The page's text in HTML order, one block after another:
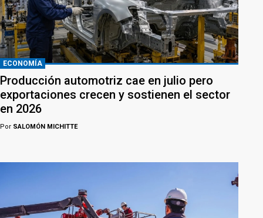
ECONOMÍA
Producción automotriz cae en julio pero
exportaciones crecen y sostienen el sector
en 2026
Por SALOMÓN MICHITTE